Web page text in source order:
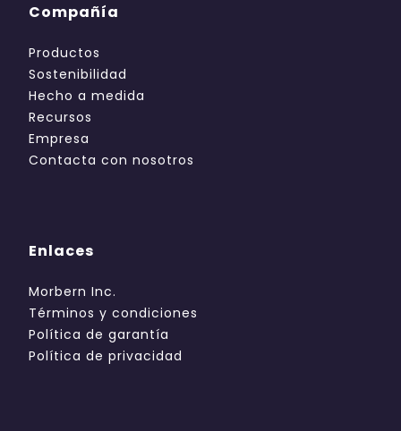
Compañía
Productos
Sostenibilidad
Hecho a medida
Recursos
Empresa
Contacta con nosotros
Enlaces
Morbern Inc.
Términos y condiciones
Política de garantía
Política de privacidad